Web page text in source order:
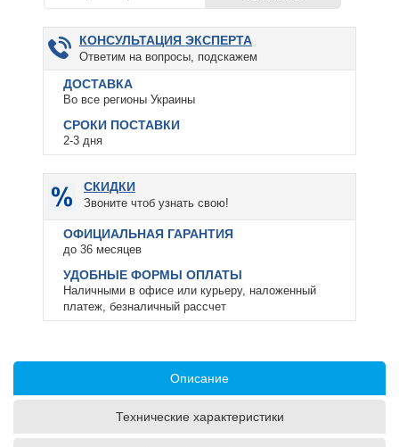
КОНСУЛЬТАЦИЯ ЭКСПЕРТА
Ответим на вопросы, подскажем
ДОСТАВКА
Во все регионы Украины
СРОКИ ПОСТАВКИ
2-3 дня
СКИДКИ
Звоните чтоб узнать свою!
ОФИЦИАЛЬНАЯ ГАРАНТИЯ
до 36 месяцев
УДОБНЫЕ ФОРМЫ ОПЛАТЫ
Наличными в офисе или курьеру, наложенный
платеж, безналичный рассчет
Описание
Технические характеристики